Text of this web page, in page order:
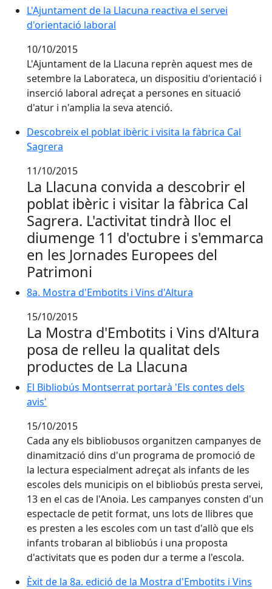
L'Ajuntament de la Llacuna reactiva el servei
d'orientació laboral
10/10/2015
L'Ajuntament de la Llacuna reprèn aquest mes de
setembre la Laborateca, un dispositiu d'orientació i
inserció laboral adreçat a persones en situació
d'atur i n'amplia la seva atenció.
Descobreix el poblat ibèric i visita la fàbrica Cal
Sagrera
11/10/2015
La Llacuna convida a descobrir el
poblat ibèric i visitar la fàbrica Cal
Sagrera. L'activitat tindrà lloc el
diumenge 11 d'octubre i s'emmarca
en les Jornades Europees del
Patrimoni
8a. Mostra d'Embotits i Vins d'Altura
8a. Mostra d'Embotits i Vins d'Altura
15/10/2015
La Mostra d'Embotits i Vins d'Altura
posa de relleu la qualitat dels
productes de La Llacuna
El Bibliobús Montserrat portarà 'Els contes dels
avis'
15/10/2015
Cada any els bibliobusos organitzen campanyes de
dinamització dins d'un programa de promoció de
la lectura especialment adreçat als infants de les
escoles dels municipis on el bibliobús presta servei,
13 en el cas de l'Anoia. Les campanyes consten d'un
espectacle de petit format, uns lots de llibres que
es presten a les escoles com un tast d'allò que els
infants trobaran al bibliobús i una proposta
d'activitats que es poden dur a terme a l'escola.
Èxit de la 8a. edició de la Mostra d'Embotits i Vins
Èxit de la 8a. edició de la Mostra d'Embotits i Vins